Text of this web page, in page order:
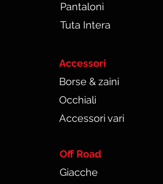
Pantaloni
Tuta Intera
Accessori
Borse & zaini
Occhiali
Accessori vari
Off Road
Giacche